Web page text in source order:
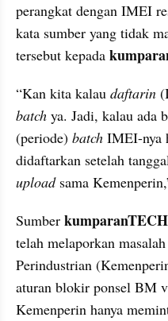
perangkat dengan IMEI
kata sumber yang tidak
tersebut kepada
“Kan kita kalau daftarin
batch ya. Jadi, kalau ada
(periode) batch IMEI-nya
didaftarkan setelah
upload sama
Sumber kumparanTECH
telah melaporkan
Perindustrian
aturan blokir ponsel BM
Kemenperin hanya